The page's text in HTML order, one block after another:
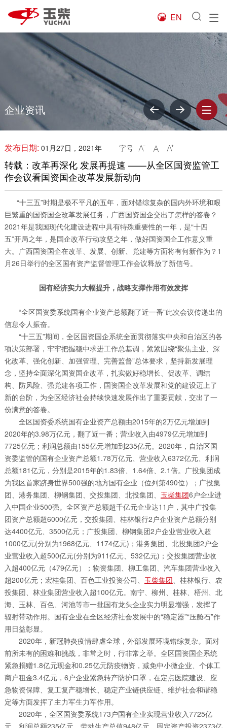

EN
企业资讯
发布日期: 01月27日，2021年 字号   
转载：改革再深化 发展再提速 ——从全区国资监管工
作会议看国资国企改革发展新动向
“十三五”时期是极不平凡的五年，面对错综复杂的国内外环境和艰
巨繁重的国资国企改革发展任务，广西国资国企交出了怎样的答卷？
2021年是我国现代化建设进程中具有特殊重要性的一年，是“十四
五”开局之年，是国企改革行动攻坚之年，做好国资国企工作意义重
大。广西国资国企在改革、发展、创新、党建等方面将有何新作为？1
月26日举行的全区国有资产监督管理工作会议释放了新信号。
国有经济实力大幅提升，战略支撑作用有效发挥
“全区国资委系统国有企业资产总额翻了近一番”此次会议传递出的
信息令人振奋。
“十三五”期间，全区国资国企系统全面贯彻落实中央和自治区的各
项决策部署，牢牢把握稳中求进工作总基调，紧紧围绕“聚焦主业、深
化改革、强化创新、加强管理、完善监督”总体要求，坚持新发展理
念，坚持全面深化国资国企改革，扎实做好稳增长、促改革、调结
构、防风险、强党建各项工作，国资国企改革发展和党的建设迈上了
新的台阶，为全区经济社会持续快速发展作出了重要贡献，交出了一
份满意的答卷。
全区国资委系统国有企业资产总额由2015年的2万亿元增加到
2020年的3.98万亿元，翻了近一番；营业收入由4979亿元增加到
7725亿元；利润总额由155亿元增加到235亿元。2020年，自治区国
资委监管的国有企业资产总额1.78万亿元、营业收入6372亿元、利润
总额181亿元，分别是2015年的1.83倍、1.64倍、2.1倍。广投集团成
为我区首家跻身世界500强的地方国有企业（位列第490位）；广投集
团、港务集团、柳钢集团、交投集团、北投集团、 玉柴集团6户企业进
入中国企业500强。全区资产总额超千亿元企业达11户，其中广投集
团资产总额超6000亿元，交投集团、桂林银行2户企业资产总额分别
达4400亿元、3500亿元；广投集团、柳钢集团2户企业营业收入超
1000亿元(分别为1968亿元、1174亿元)；港务集团、北投集团2户企
业营业收入超500亿元(分别为911亿元、532亿元)；交投集团营业收
入超400亿元（479亿元）；物资集团、柳工集团、汽车集团营业收入
超200亿元；宏桂集团、百色工业投资公司、 玉柴集团、桂林银行、农
投集团、林业集团营业收入超100亿元。南宁、柳州、桂林、梧州、北
海、玉林、百色、河池等市一批国有龙头企业实力明显增强，发挥了
辐射带动作用。国有企业在全区经济社会发展中的“稳定器”“压舱石”作
用日益彰显。
2020年，新冠肺炎疫情肆虐全球，外部发展环境错综复杂。面对
前所未有的困难和挑战，非常之时，行非常之举。全区国资国企系统
紧急捐赠1.8亿元现金和0.25亿元防疫物资，减免中小微企业、个体工
商户租金3.4亿元，6户企业紧急转产防护口罩，在定点医院建设、应
急物资保障、复工复产稳增长、稳定产业链供应链、维护社会和谐稳
定等方面发挥了主力军生力军作用。
2020年，全区国资委系统173户国有企业实现营业收入7725亿